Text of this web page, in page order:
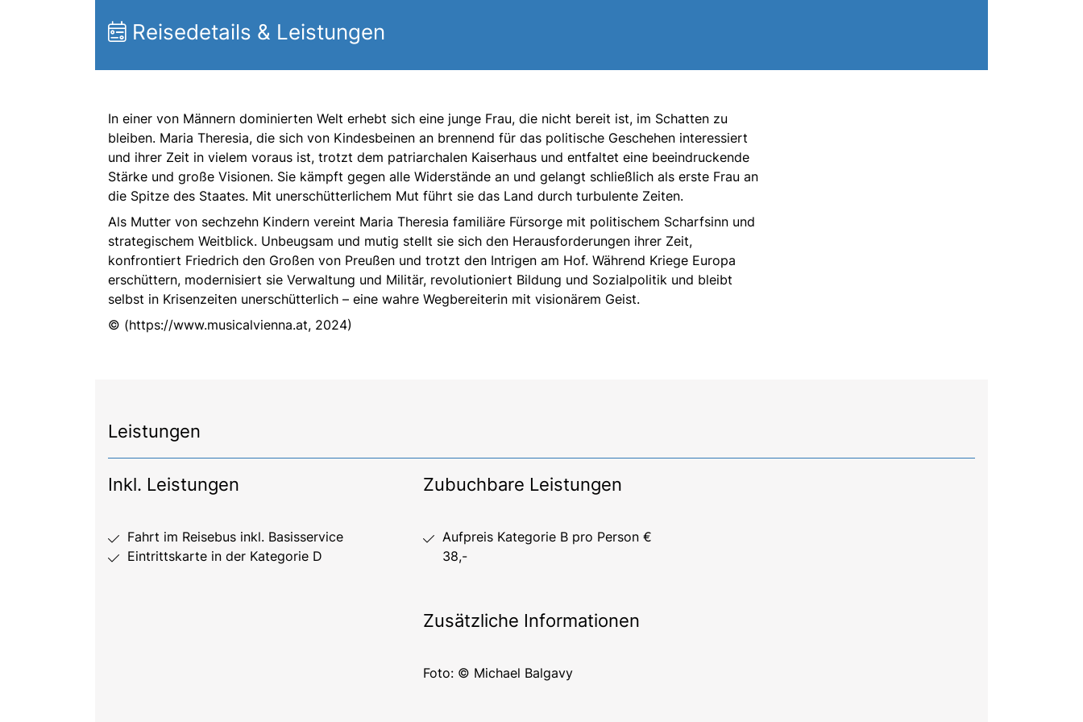
Reisedetails & Leistungen
In einer von Männern dominierten Welt erhebt sich eine junge Frau, die nicht bereit ist, im Schatten zu
bleiben. Maria Theresia, die sich von Kindesbeinen an brennend für das politische Geschehen interessiert
und ihrer Zeit in vielem voraus ist, trotzt dem patriarchalen Kaiserhaus und entfaltet eine beeindruckende
Stärke und große Visionen. Sie kämpft gegen alle Widerstände an und gelangt schließlich als erste Frau an
die Spitze des Staates. Mit unerschütterlichem Mut führt sie das Land durch turbulente Zeiten.
Als Mutter von sechzehn Kindern vereint Maria Theresia familiäre Fürsorge mit politischem Scharfsinn und
strategischem Weitblick. Unbeugsam und mutig stellt sie sich den Herausforderungen ihrer Zeit,
konfrontiert Friedrich den Großen von Preußen und trotzt den Intrigen am Hof. Während Kriege Europa
erschüttern, modernisiert sie Verwaltung und Militär, revolutioniert Bildung und Sozialpolitik und bleibt
selbst in Krisenzeiten unerschütterlich – eine wahre Wegbereiterin mit visionärem Geist.
© (https://www.musicalvienna.at, 2024)
Leistungen
Inkl. Leistungen
Fahrt im Reisebus inkl. Basisservice
Eintrittskarte in der Kategorie D
Zubuchbare Leistungen
Aufpreis Kategorie B pro Person €
38,-
Zusätzliche Informationen
Foto: © Michael Balgavy